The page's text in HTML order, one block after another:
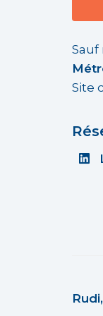
Site